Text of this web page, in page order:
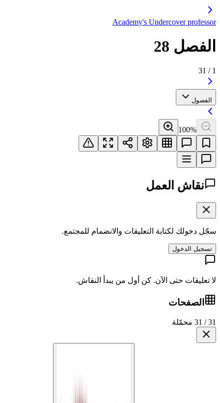
Academy's Undercover professor
الفصل 28
/
31
الفصول
100%
نقاش العمل
سجّل دخولك لكتابة التعليقات والانضمام للمجتمع.
تسجيل الدخول
لا تعليقات حتى الآن. كن أول من يبدأ النقاش.
الصفحات
31 / 31 محمّلة